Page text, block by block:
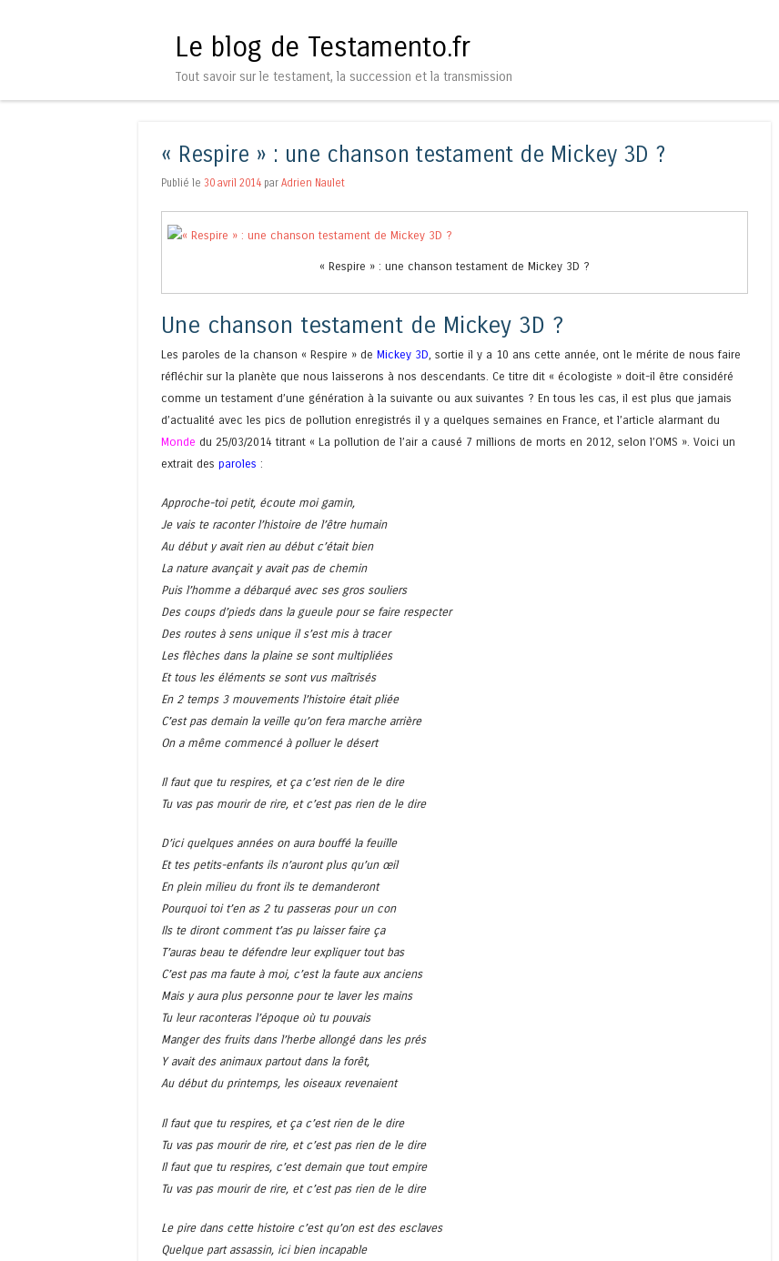
Le blog de Testamento.fr
Tout savoir sur le testament, la succession et la transmission
« Respire » : une chanson testament de Mickey 3D ?
Publié le 30 avril 2014 par Adrien Naulet
« Respire » : une chanson testament de Mickey 3D ?
Une chanson testament de Mickey 3D ?
Les paroles de la chanson « Respire » de Mickey 3D , sortie il y a 10 ans cette année, ont le mérite de nous faire
réfléchir sur la planète que nous laisserons à nos descendants. Ce titre dit « écologiste » doit-il être considéré
comme un testament d’une génération à la suivante ou aux suivantes ? En tous les cas, il est plus que jamais
d’actualité avec les pics de pollution enregistrés il y a quelques semaines en France, et l’article alarmant du
Monde du 25/03/2014 titrant « La pollution de l’air a causé 7 millions de morts en 2012, selon l’OMS ». Voici un
extrait des paroles :
Approche-toi petit, écoute moi gamin,
Je vais te raconter l’histoire de l’être humain
Au début y avait rien au début c’était bien
La nature avançait y avait pas de chemin
Puis l’homme a débarqué avec ses gros souliers
Des coups d’pieds dans la gueule pour se faire respecter
Des routes à sens unique il s’est mis à tracer
Les flèches dans la plaine se sont multipliées
Et tous les éléments se sont vus maîtrisés
En 2 temps 3 mouvements l’histoire était pliée
C’est pas demain la veille qu’on fera marche arrière
On a même commencé à polluer le désert
Il faut que tu respires, et ça c’est rien de le dire
Tu vas pas mourir de rire, et c’est pas rien de le dire
D’ici quelques années on aura bouffé la feuille
Et tes petits-enfants ils n’auront plus qu’un œil
En plein milieu du front ils te demanderont
Pourquoi toi t’en as 2 tu passeras pour un con
Ils te diront comment t’as pu laisser faire ça
T’auras beau te défendre leur expliquer tout bas
C’est pas ma faute à moi, c’est la faute aux anciens
Mais y aura plus personne pour te laver les mains
Tu leur raconteras l’époque où tu pouvais
Manger des fruits dans l’herbe allongé dans les prés
Y avait des animaux partout dans la forêt,
Au début du printemps, les oiseaux revenaient
Il faut que tu respires, et ça c’est rien de le dire
Tu vas pas mourir de rire, et c’est pas rien de le dire
Il faut que tu respires, c’est demain que tout empire
Tu vas pas mourir de rire, et c’est pas rien de le dire
Le pire dans cette histoire c’est qu’on est des esclaves
Quelque part assassin, ici bien incapable